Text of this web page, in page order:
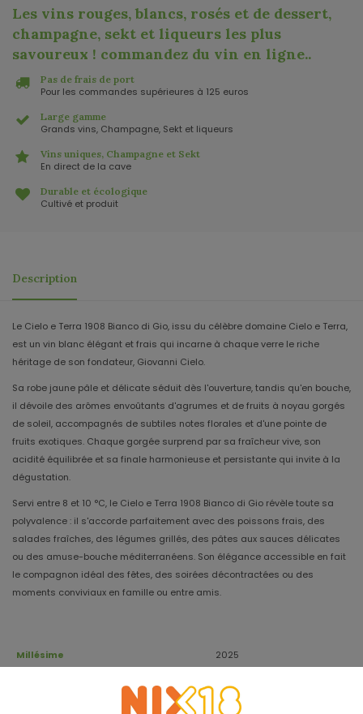
Les vins rouges, blancs, rosés et de dessert,
champagne, sekt et liqueurs les plus
savoureux ! commandez du vin en ligne..
Pas de frais de port
Pour les commandes supérieures à 125 euros
Large gamme
Grands vins, Champagne, Sekt et liqueurs
Vins uniques, Champagne et Sekt
En direct de la cave
Durable et écologique
Cultivé et produit
Description
Le Cielo e Terra 1908 Bianco di Gio, issu du célèbre domaine Cielo e Terra,
est un vin blanc élégant et frais qui incarne à chaque verre le riche
héritage de son fondateur, Giovanni Cielo.
Sa robe jaune pâle et délicate séduit dès l'ouverture, tandis qu'en bouche,
il dévoile des arômes envoûtants d'agrumes et de fruits à noyau gorgés
de soleil, accompagnés de subtiles notes florales et d'une pointe de
fruits exotiques. Chaque gorgée surprend par sa fraîcheur vive, son
acidité équilibrée et sa finale harmonieuse et persistante qui invite à la
dégustation.
Servi entre 8 et 10 °C, le Cielo e Terra 1908 Bianco di Gio révèle toute sa
polyvalence : il s'accorde parfaitement avec des poissons frais, des
salades fraîches, des légumes grillés, des pâtes aux sauces délicates
ou des amuse-bouche méditerranéens. Son élégance accessible en fait
le compagnon idéal des fêtes, des soirées décontractées ou des
moments conviviaux en famille ou entre amis.
Millésime 2025
Sauvignon Blanc,